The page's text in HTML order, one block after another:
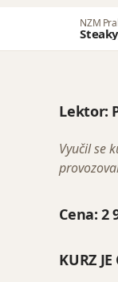
NZM
Lektor:
Vyučil se
Cena: 2
KURZ